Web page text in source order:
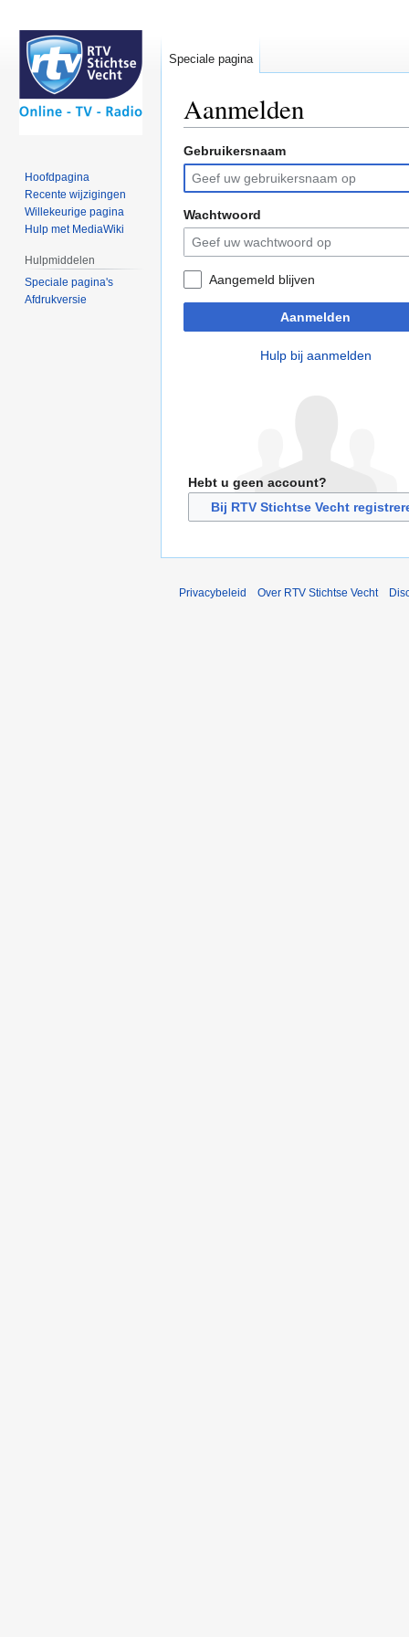
Aanmelden
Naar
navigatie
springen
Naar
zoeken
springen
Gebruikersnaam
Wachtwoord
Aangemeld blijven
Aanmelden
Hulp bij aanmelden
Hebt u geen account?
Bij RTV Stichtse Vecht
Speciale pagina
Hoofdpagina
Recente wijzigingen
Willekeurige pagina
Hulp met MediaWiki
Hulpmiddelen
Speciale pagina's
Afdrukversie
Privacybeleid Over RTV Stichtse Vecht